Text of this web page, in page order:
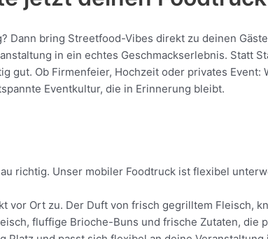
Dann bring Streetfood-Vibes direkt zu deinen
in ein echtes Geschmackserlebnis. Statt
Ob Firmenfeier, Hochzeit oder privates
Eventkultur, die in Erinnerung bleibt.
richtig. Unser mobiler Foodtruck ist flexibel
Ort zu. Der Duft von frisch gegrilltem Fleisch,
fluffige Brioche-Buns und frische Zutaten, die